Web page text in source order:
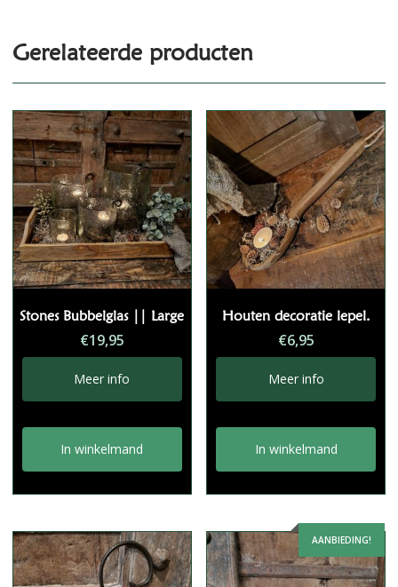
Gerelateerde producten
Stones Bubbelglas || Large
€19,95
Meer info
In winkelmand
Houten decoratie lepel.
€6,95
Meer info
In winkelmand
AANBIEDING!